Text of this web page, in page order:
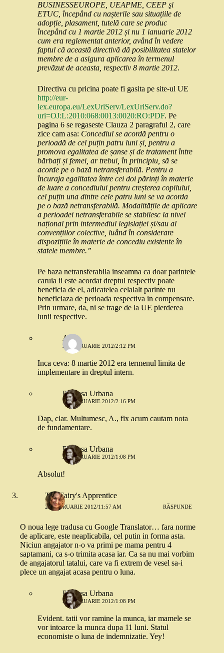
BUSINESSEUROPE, UEAPME, CEEP şi
ETUC, începând cu nașterile sau situațiile de
adopție, plasament, tutelă care se produc
începând cu 1 martie 2012 și nu 1 ianuarie 2012
cum era reglementat anterior, având în vedere
faptul că această directivă dă posibilitatea statelor
membre de a asigura aplicarea în termenul
prevăzut de aceasta, respectiv 8 martie 2012.
Directiva cu pricina poate fi gasita pe site-ul UE
http://eur-
lex.europa.eu/LexUriServ/LexUriServ.do?
uri=OJ:L:2010:068:0013:0020:RO:PDF. Pe
pagina 6 se regaseste Clauza 2 paragraful 2, care
zice cam asa: Concediul se acordă pentru o
perioadă de cel puțin patru luni și, pentru a
promova egalitatea de șanse și de tratament între
bărbați și femei, ar trebui, în principiu, să se
acorde pe o bază netransferabilă. Pentru a
încuraja egalitatea între cei doi părinți în materie
de luare a concediului pentru creșterea copilului,
cel puțin una dintre cele patru luni se va acorda
pe o bază netransferabilă. Modalitățile de aplicare
a perioadei netransferabile se stabilesc la nivel
național prin intermediul legislației și/sau al
convențiilor colective, luând în considerare
dispozițiile în materie de concediu existente în
statele membre.”
Pe baza netransferabila inseamna ca doar parintele
caruia ii este acordat dreptul respectiv poate
beneficia de el, adicatelea celalalt parinte nu
beneficiaza de perioada respectiva in compensare.
Prin urmare, da, ni se trage de la UE pierderea
lunii respective.
A.
20 FEBRUARIE 2012/2:12 PM
Inca ceva: 8 martie 2012 era termenul limita de
implementare in dreptul intern.
Printesa Urbana
20 FEBRUARIE 2012/2:16 PM
Dap, clar. Multumesc, A., fix acum cautam nota
de fundamentare.
Printesa Urbana
20 FEBRUARIE 2012/1:08 PM
Absolut!
The Fairy's Apprentice
20 FEBRUARIE 2012/11:57 AM RĂSPUNDE
O noua lege tradusa cu Google Translator… fara norme
de aplicare, este neaplicabila, cel putin in forma asta.
Niciun angajator n-o va primi pe mama pentru 4
saptamani, ca s-o trimita acasa iar. Ca sa nu mai vorbim
de angajatorul tatalui, care va fi extrem de vesel sa-i
plece un angajat acasa pentru o luna.
Printesa Urbana
20 FEBRUARIE 2012/1:08 PM
Evident. tatii vor ramine la munca, iar mamele se
vor intoarce la munca dupa 11 luni. Statul
economiste o luna de indemnizatie. Yey!